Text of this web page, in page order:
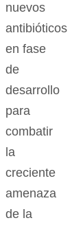
nuevos
antibióticos
en fase
de
desarrollo
para
combatir
la
creciente
amenaza
de la